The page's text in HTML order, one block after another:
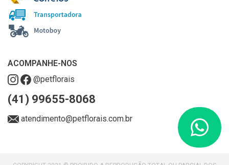
ACOMPANHE-NOS
@petflorais
(41) 99655-8068
atendimento@petflorais.com.br